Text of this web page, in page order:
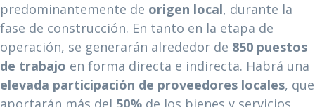
predominantemente de origen local, durante la
fase de construcción. En tanto en la etapa de
operación, se generarán alrededor de 850 puestos
de trabajo en forma directa e indirecta. Habrá una
elevada participación de proveedores locales, que
aportarán más del 50% de los bienes y servicios